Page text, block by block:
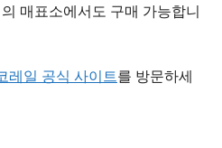
매표소에서도 구매 가능합니
레일 공식 사이트를 방문하세